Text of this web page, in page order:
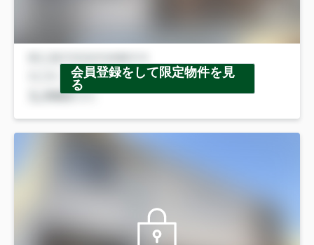
会員登録をして限定物件を見
る